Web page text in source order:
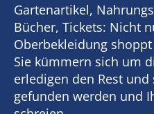
Gartenartikel,
Bücher, Tickets: Nicht
Oberbekleidung
Sie kümmern sich um
erledigen den Rest
gefunden werden und